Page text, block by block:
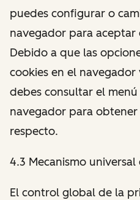
puedes configurar o
navegador para aceptar
Debido a que las
cookies en el
debes consultar el
navegador para
respecto.
4.3 Mecanismo
El control global de la